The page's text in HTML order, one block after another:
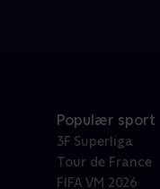
Populær sport
3F Superliga
Tour de France
FIFA VM 2026